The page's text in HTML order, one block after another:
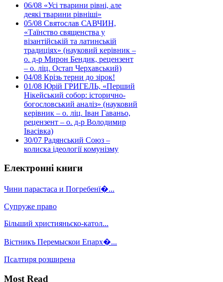
06/08 «Усі тварини рівні, але
деякі тварини рівніші»
05/08 Святослав САВЧИН,
«Таїнство священства у
візантійській та латинській
традиціях» (науковий керівник –
о. д-р Мирон Бендик, рецензент
– о. ліц. Остап Черхавський)
04/08 Крізь терни до зірок!
01/08 Юрій ГРИГЕЛЬ, «Перший
Нікейський собор: історично-
богословський аналіз» (науковий
керівник – о. ліц. Іван Гаваньо,
рецензент – о. д-р Володимир
Івасівка)
30/07 Радянський Союз –
колиска ідеології комунізму
Електронні книги
Чини парастаса и Погребенї�...
Супруже право
Більший християньско-катол...
Вістникъ Перемыскои Епарх�...
Псалтиря розширена
Most Read